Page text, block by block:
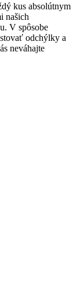
kus absolútnym
našich
V spôsobe
odchýlky a
neváhajte